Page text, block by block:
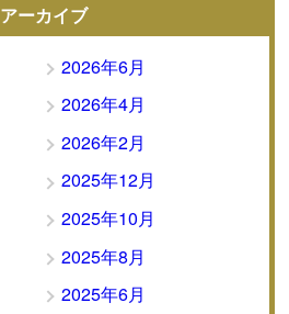
アーカイブ
2026年6月
2026年4月
2026年2月
2025年12月
2025年10月
2025年8月
2025年6月